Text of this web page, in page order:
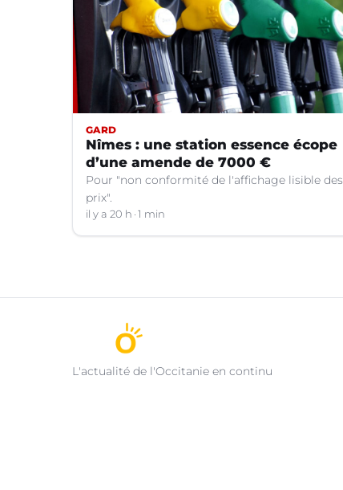
GARD
Nîmes : une station essence écope
d’une amende de 7000 €
Pour "non conformité de l'affichage lisible des
prix".
il y a 20 h 1 min
L'actualité de l'Occitanie en continu